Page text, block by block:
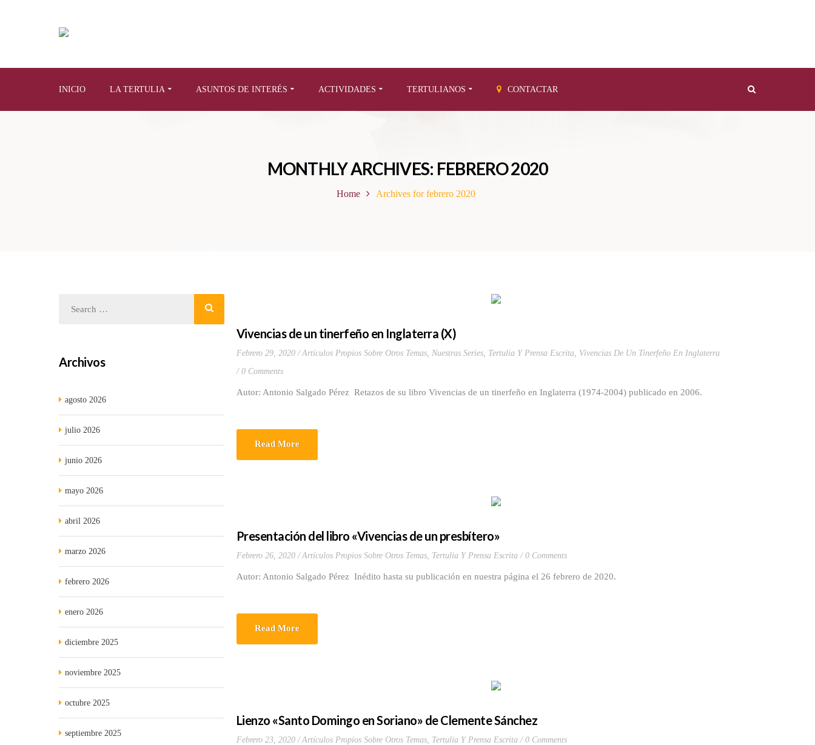
INICIO LA TERTULIA ASUNTOS DE INTERÉS ACTIVIDADES TERTULIANOS CONTACTAR
MONTHLY ARCHIVES: FEBRERO 2020
Home Archives for febrero 2020
Vivencias de un tinerfeño en Inglaterra (X)
Febrero 29, 2020 Artículos Propios Sobre Otros Temas, Nuestras Series, Tertulia Y Prensa Escrita, Vivencias De Un Tinerfeño En Inglaterra
0 Comments
Autor: Antonio Salgado Pérez Retazos de su libro Vivencias de un tinerfeño en Inglaterra (1974-2004) publicado en 2006.
Read More
Presentación del libro «Vivencias de un presbítero»
Febrero 26, 2020 Artículos Propios Sobre Otros Temas, Tertulia Y Prensa Escrita 0 Comments
Autor: Antonio Salgado Pérez Inédito hasta su publicación en nuestra página el 26 febrero de 2020.
Read More
Lienzo «Santo Domingo en Soriano» de Clemente Sánchez
Febrero 23, 2020 Artículos Propios Sobre Otros Temas, Tertulia Y Prensa Escrita 0 Comments
Archivos
agosto 2026
julio 2026
junio 2026
mayo 2026
abril 2026
marzo 2026
febrero 2026
enero 2026
diciembre 2025
noviembre 2025
octubre 2025
septiembre 2025